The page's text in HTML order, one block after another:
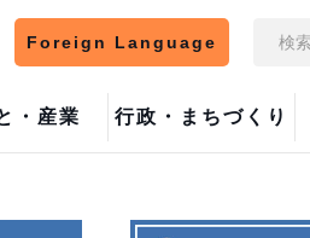
・産業 行政・まちづくり
Foreign Language